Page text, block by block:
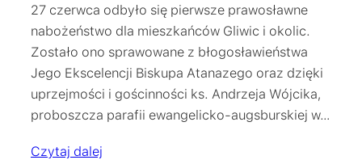
27 czerwca odbyło się pierwsze prawosławne
nabożeństwo dla mieszkańców Gliwic i okolic.
Zostało ono sprawowane z błogosławieństwa
Jego Ekscelencji Biskupa Atanazego oraz dzięki
uprzejmości i gościnności ks. Andrzeja Wójcika,
proboszcza parafii ewangelicko-augsburskiej w…
Czytaj dalej